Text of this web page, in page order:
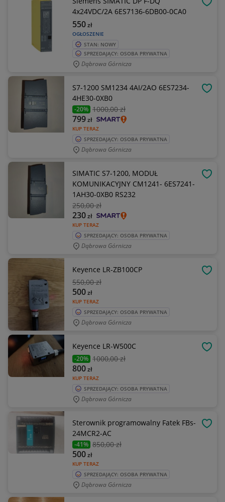
4x24VDC/2A 6ES7136-6DB00-0CA0
OGŁOSZENIE
550zł
STAN: NOWY
SPRZEDAJĄCY: OSOBA PRYWATNA
Dąbrowa Górnicza
S7-1200 SM1234 4AI/2AO 6ES7234-
4HE30-0XB0
-20% 1000,00 zł
KUP TERAZ
799zł
SPRZEDAJĄCY: OSOBA PRYWATNA
Dąbrowa Górnicza
SIMATIC S7-1200, MODUŁ
KOMUNIKACYJNY CM1241- 6ES7241-
1AH30-0XB0 RS232
250,00 zł
KUP TERAZ
230zł
SPRZEDAJĄCY: OSOBA PRYWATNA
Dąbrowa Górnicza
Keyence LR-ZB100CP
550,00 zł
KUP TERAZ
500zł
SPRZEDAJĄCY: OSOBA PRYWATNA
Dąbrowa Górnicza
Keyence LR-W500C
-20% 1000,00 zł
KUP TERAZ
800zł
SPRZEDAJĄCY: OSOBA PRYWATNA
Dąbrowa Górnicza
Sterownik programowalny Fatek FBs-
24MCR2-AC
-41% 850,00 zł
KUP TERAZ
500zł
SPRZEDAJĄCY: OSOBA PRYWATNA
Dąbrowa Górnicza